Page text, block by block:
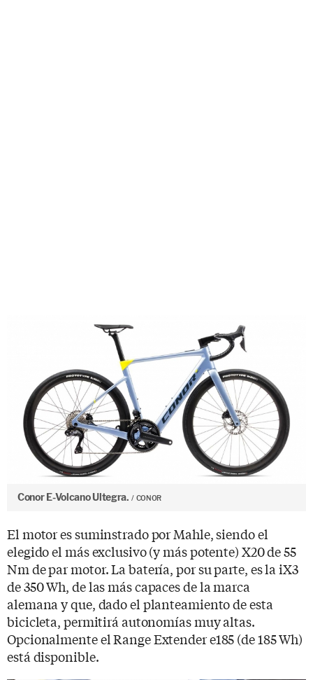
Conor E-Volcano Ultegra. CONOR
El motor es suminstrado por Mahle, siendo el
elegido el más exclusivo (y más potente) X20 de 55
Nm de par motor. La batería, por su parte, es la iX3
de 350 Wh, de las más capaces de la marca
alemana y que, dado el planteamiento de esta
bicicleta, permitirá autonomías muy altas.
Opcionalmente el Range Extender e185 (de 185 Wh)
está disponible.